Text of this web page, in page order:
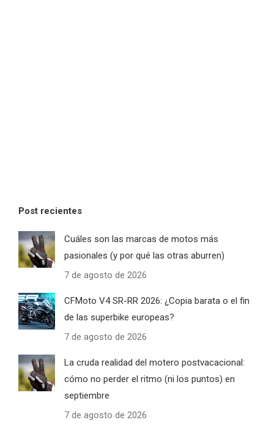
Post recientes
Cuáles son las marcas de motos más
pasionales (y por qué las otras aburren)
7 de agosto de 2026
CFMoto V4 SR-RR 2026: ¿Copia barata o el fin
de las superbike europeas?
7 de agosto de 2026
La cruda realidad del motero postvacacional:
cómo no perder el ritmo (ni los puntos) en
septiembre
7 de agosto de 2026